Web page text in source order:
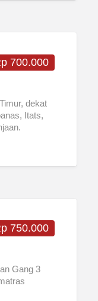
700.000
dekat
Itats,
750.000
Gang 3